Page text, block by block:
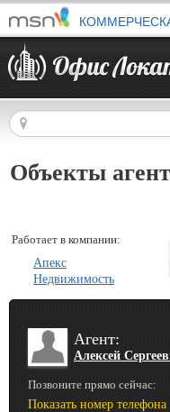
Объекты
Работает в компании:
Апекс
Недвижимость
Агент:
Алексей
Позвоните прямо сейчас:
Показать номер телефона